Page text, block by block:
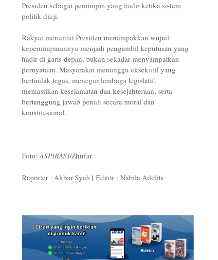
Presiden sebagai pemimpin yang hadir ketika sistem
politik diuji.
Rakyat menuntut Presiden menampakkan wujud
kepemimpinannya menjadi pengambil keputusan yang
hadir di garis depan, bukan sekadar menyampaikan
pernyataan. Masyarakat menunggu eksekutif yang
bertindak tegas, menegur lembaga legislatif,
memastikan keselamatan dan kesejahteraan, serta
bertanggung jawab penuh secara moral dan
konstitusional.
Foto:ASPIRASI/Zhufar
Reporter : Akbar Syah | Editor : Nabila Adelita